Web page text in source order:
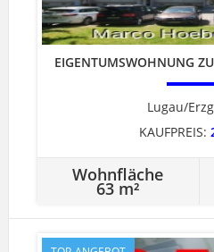
EIGENTUMSWOHNUNG
Lugau/
KAUFPREIS:
Wohnfläche
63 m²